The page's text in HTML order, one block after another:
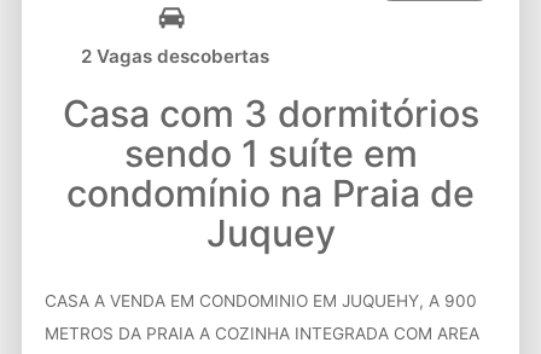
2 Vagas descobertas
Casa com 3 dormitórios
sendo 1 suíte em
condomínio na Praia de
Juquey
CASA A VENDA EM COND­OMINIO​ EM JUQUEHY, A 900
METROS DA PR­AIA A COZINHA INTEGRADA COM AREA